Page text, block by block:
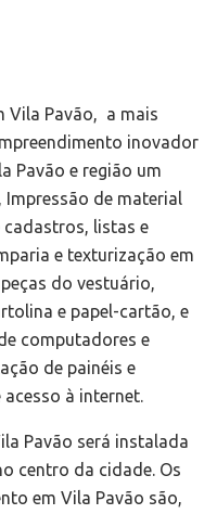
Vila Pavão, a mais
inovador
Pavão e região um
de material
listas e
e texturização em
do vestuário,
e papel-cartão, e
computadores e
de painéis e
à internet.
Pavão será instalada
centro da cidade. Os
em Vila Pavão são,